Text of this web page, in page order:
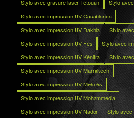
Stylo avec gravure laser Tétouan
Stylo
Stylo avec impression UV Casablanca
Stylo avec impression UV Dakhla
Stylo
Stylo avec impression UV Fès
Stylo avec
Stylo avec impression UV Kénitra
Stylo
Stylo avec impression UV Marrakech
Stylo avec impression UV Meknès
Stylo avec impression UV Mohammedia
Stylo avec impression UV Nador
Stylo avec